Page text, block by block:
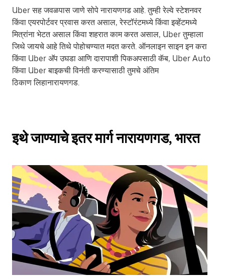
Uber सह जवळपास जाणे सोपे नारायणगड आहे. तुम्ही रेल्वे स्टेशनवर
किंवा एयरपोर्टवर प्रवास करत असाल, रेस्टॉरंटमध्ये किंवा इव्हेंटमध्ये
मित्रांना भेटत असाल किंवा शहरात काम करत असाल, Uber तुम्हाला
जिथे जायचे आहे तिथे पोहोचण्यात मदत करते. ऑनलाइन साइन इन करा
किंवा Uber अ‍ॅप उघडा आणि दारापाशी पिकअपसाठी कॅब, Uber Auto
किंवा Uber बाइकची विनंती करण्यासाठी तुमचे अंतिम
ठिकाण लिहानारायणगड.
इथे जाण्याचे इतर मार्ग नारायणगड, भारत